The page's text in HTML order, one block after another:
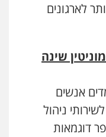
לארגונים
שינה
אנשים
ניהול
דוגמאות